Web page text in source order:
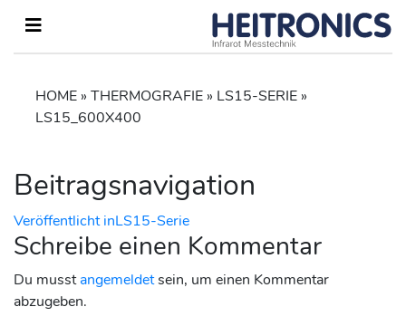
HOME » THERMOGRAFIE » LS15-SERIE »
LS15_600X400
Beitragsnavigation
Veröffentlicht inLS15-Serie
Schreibe einen Kommentar
Du musstangemeldetsein, um einen Kommentar
abzugeben.